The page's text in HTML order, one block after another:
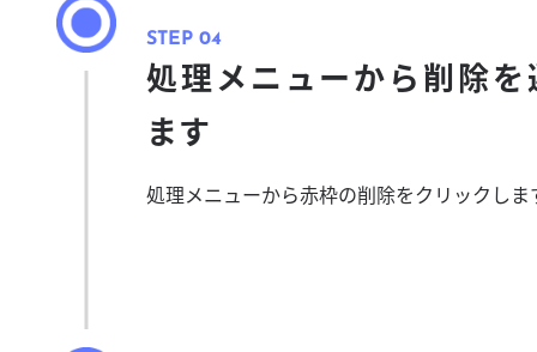
処理メニューから削除を
ます
処理メニューから赤枠の削除をクリックしま